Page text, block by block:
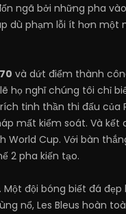
ngã bởi những pha
dù phạm lỗi ít hơn một
và dứt điểm thành
họ nghĩ chúng tôi chỉ
tinh thần thi đấu của
mất kiểm soát. Và kết
Cup. Với bàn
2 pha kiến tạo.
đội bóng biết đá đẹp
nổ, Les Bleus hoàn